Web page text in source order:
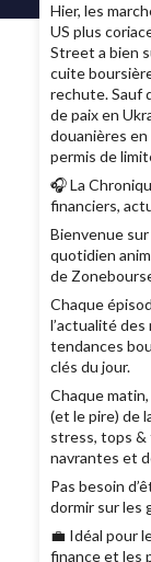
Hier, les
US plus
Street a bien
cuite
rechute. Sauf
de paix en
douanières
permis de
🎧 La
financiers,
Bienvenue
quotidien
de
Chaque
l’actualité des
tendances
clés du jour.
Chaque
(et le pire) de
stress, tops &
navrantes et
Pas besoin
dormir sur les
💼 Idéal pour
finance et les